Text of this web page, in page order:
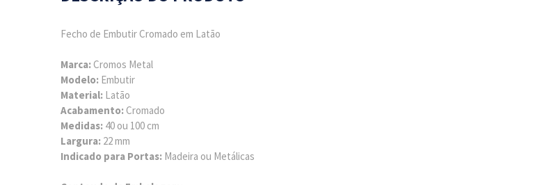
Fecho de Embutir Cromado em Latão
Marca: Cromos Metal
Modelo: Embutir
Material: Latão
Acabamento: Cromado
Medidas: 40 ou 100 cm
Largura: 22 mm
Indicado para Portas: Madeira ou Metálicas